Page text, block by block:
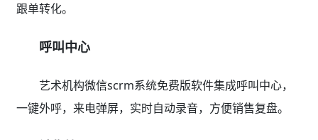
跟单转化。
呼叫中心
艺术机构微信scrm系统免费版软件集成呼叫中心，
一键外呼，来电弹屏，实时自动录音，方便销售复盘。